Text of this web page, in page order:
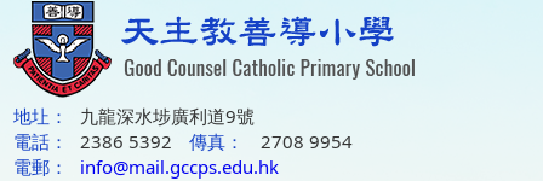
地圵：
九龍深水埗廣利道9號
電話：
2386 5392 傳真：
2708 9954
電郵：
info@mail.gccps.edu.hk